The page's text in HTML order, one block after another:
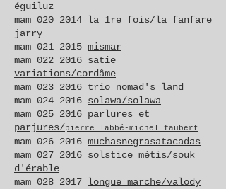
éguiluz
mam 020 2014 la 1re fois/la fanfare
jarry
mam 021 2015 mismar
mam 022 2016 satie
variations/cordâme
mam 023 2016 trio nomad's land
mam 024 2016 solawa/solawa
mam 025 2016 parlures et
parjures/pierre labbé-michel faubert
mam 026 2016 muchasnegrasatacadas
mam 027 2016 solstice métis/souk
d'érable
mam 028 2017 longue marche/valody